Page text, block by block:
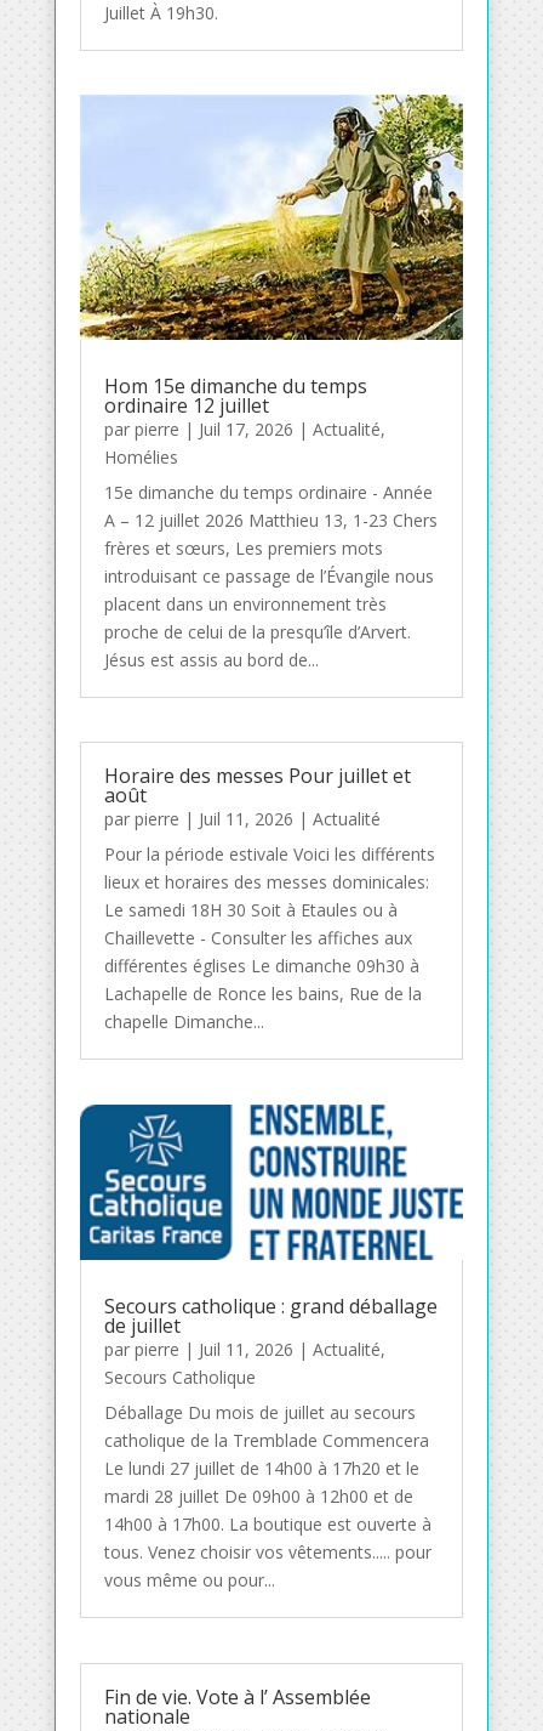
Juillet À 19h30.
Hom 15e dimanche du temps
ordinaire 12 juillet
par pierre | Juil 17, 2026 | Actualité,
Homélies
15e dimanche du temps ordinaire - Année
A – 12 juillet 2026 Matthieu 13, 1-23 Chers
frères et sœurs, Les premiers mots
introduisant ce passage de l’Évangile nous
placent dans un environnement très
proche de celui de la presqu’île d’Arvert.
Jésus est assis au bord de...
Horaire des messes Pour juillet et
août
par pierre | Juil 11, 2026 | Actualité
Pour la période estivale Voici les différents
lieux et horaires des messes dominicales:
Le samedi 18H 30 Soit à Etaules ou à
Chaillevette - Consulter les affiches aux
différentes églises Le dimanche 09h30 à
Lachapelle de Ronce les bains, Rue de la
chapelle Dimanche...
Secours catholique : grand déballage
de juillet
par pierre | Juil 11, 2026 | Actualité,
Secours Catholique
Déballage Du mois de juillet au secours
catholique de la Tremblade Commencera
Le lundi 27 juillet de 14h00 à 17h20 et le
mardi 28 juillet De 09h00 à 12h00 et de
14h00 à 17h00. La boutique est ouverte à
tous. Venez choisir vos vêtements..... pour
vous même ou pour...
Fin de vie. Vote à l’ Assemblée
nationale